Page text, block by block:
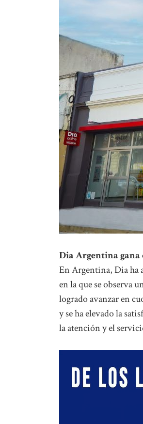
Dia Argentina gana
En Argentina, Dia ha
en la que se observa
logrado avanzar en
y se ha elevado la
la atención y el